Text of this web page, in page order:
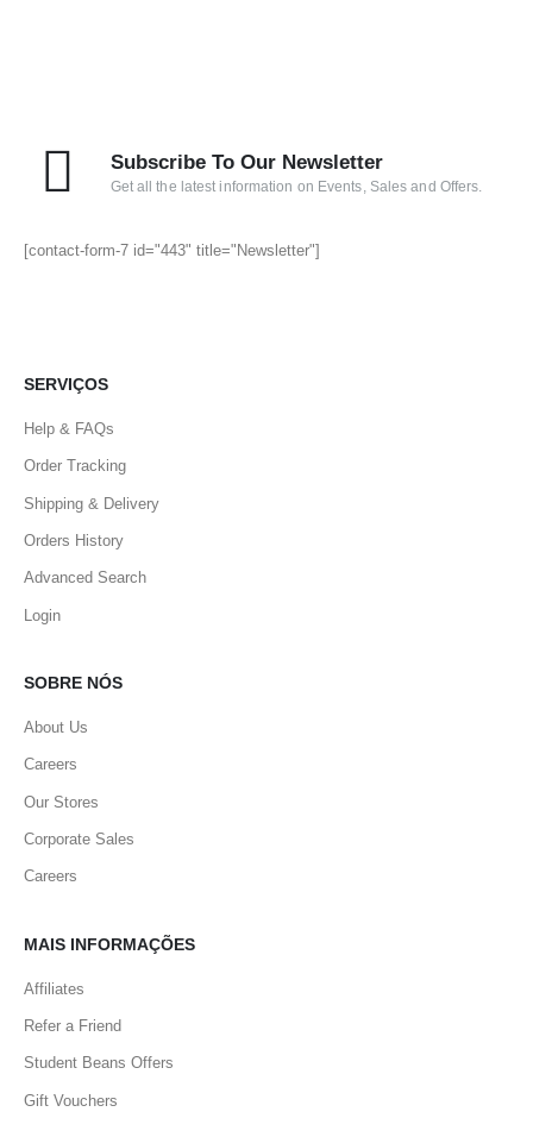
Subscribe To Our Newsletter
Get all the latest information on Events, Sales and Offers.
[contact-form-7 id="443" title="Newsletter"]
SERVIÇOS
Help & FAQs
Order Tracking
Shipping & Delivery
Orders History
Advanced Search
Login
SOBRE NÓS
About Us
Careers
Our Stores
Corporate Sales
Careers
MAIS INFORMAÇÕES
Affiliates
Refer a Friend
Student Beans Offers
Gift Vouchers